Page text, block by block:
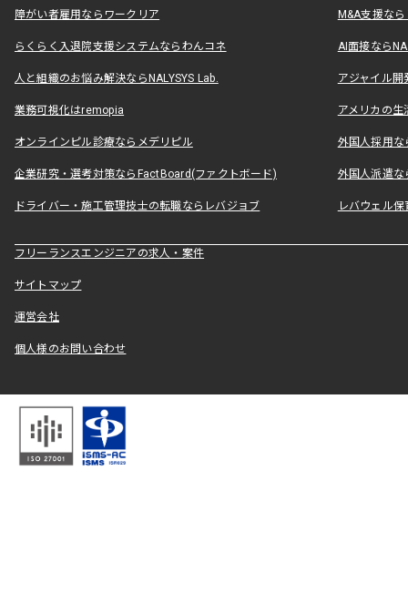
障がい者雇用ならワークリア M&A支援な
らくらく入退院支援システムならわんコネ AI面接なら
人と組織のお悩み解決ならNALYSYS Lab. アジャイル
業務可視化はremopia アメリカの
オンラインピル診療ならメデリピル 外国人採用
企業研究・選考対策ならFactBoard(ファクトボード) 外国人派遣な
ドライバー・施工管理技士の転職ならレバジョブ レバウェル
フリーランスエンジニアの求人・案件
サイトマップ
運営会社
個人様のお問い合わせ